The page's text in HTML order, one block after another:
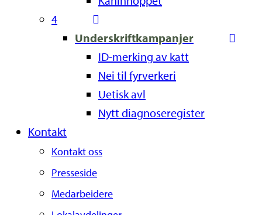
4
Underskriftkampanjer
ID-merking av katt
Nei til fyrverkeri
Uetisk avl
Nytt diagnoseregister
Kontakt
Kontakt oss
Presseside
Medarbeidere